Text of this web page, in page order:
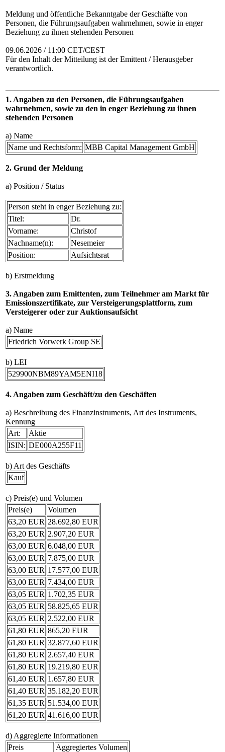
Meldung und öffentliche Bekanntgabe der Geschäfte von
Personen, die Führungsaufgaben wahrnehmen, sowie in enger
Beziehung zu ihnen stehenden Personen
09.06.2026 / 11:00 CET/CEST
Für den Inhalt der Mitteilung ist der Emittent / Herausgeber
verantwortlich.
1. Angaben zu den Personen, die Führungsaufgaben
wahrnehmen, sowie zu den in enger Beziehung zu ihnen
stehenden Personen
a) Name
Name und Rechtsform: MBB Capital Management GmbH
2. Grund der Meldung
a) Position / Status
Person steht in enger Beziehung zu:
Titel:
Dr.
Vorname:
Christof
Nachname(n):
Nesemeier
Position:
Aufsichtsrat
b) Erstmeldung
3. Angaben zum Emittenten, zum Teilnehmer am Markt für
Emissionszertifikate, zur Versteigerungsplattform, zum
Versteigerer oder zur Auktionsaufsicht
a) Name
Friedrich Vorwerk Group SE
b) LEI
529900NBM89YAM5ENI18
4. Angaben zum Geschäft/zu den Geschäften
a) Beschreibung des Finanzinstruments, Art des Instruments,
Kennung
Art:
Aktie
ISIN: DE000A255F11
b) Art des Geschäfts
Kauf
c) Preis(e) und Volumen
Preis(e)
Volumen
63,20 EUR 28.692,80 EUR
63,20 EUR 2.907,20 EUR
63,00 EUR 6.048,00 EUR
63,00 EUR 7.875,00 EUR
63,00 EUR 17.577,00 EUR
63,00 EUR 7.434,00 EUR
63,05 EUR 1.702,35 EUR
63,05 EUR 58.825,65 EUR
63,05 EUR 2.522,00 EUR
61,80 EUR 865,20 EUR
61,80 EUR 32.877,60 EUR
61,80 EUR 2.657,40 EUR
61,80 EUR 19.219,80 EUR
61,40 EUR 1.657,80 EUR
61,40 EUR 35.182,20 EUR
61,35 EUR 51.534,00 EUR
61,20 EUR 41.616,00 EUR
d) Aggregierte Informationen
Preis
Aggregiertes Volumen